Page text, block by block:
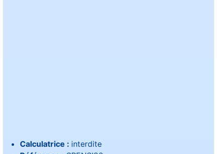
Calculatrice : interdite